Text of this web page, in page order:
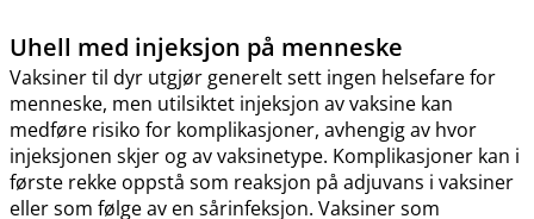
Uhell med injeksjon på menneske
Vaksiner til dyr utgjør generelt sett ingen helsefare for
menneske, men utilsiktet injeksjon av vaksine kan
medføre risiko for komplikasjoner, avhengig av hvor
injeksjonen skjer og av vaksinetype. Komplikasjoner kan i
første rekke oppstå som reaksjon på adjuvans i vaksiner
eller som følge av en sårinfeksjon. Vaksiner som